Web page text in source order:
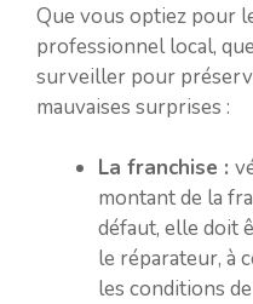
Que vous optiez pour
professionnel local,
surveiller pour
mauvaises surprises :
La franchise :
montant de la
défaut, elle doit
le réparateur, à
les conditions